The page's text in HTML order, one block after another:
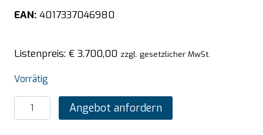
EAN: 4017337046980
Listenpreis: € 3.700,00 zzgl. gesetzlicher MwSt.
Vorrätig
SARO
Beheizter
Angebot anfordern